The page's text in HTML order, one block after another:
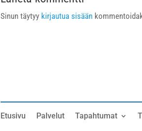
Sinun täytyy kirjautua sisään
Etusivu Palvelut Tapahtumat